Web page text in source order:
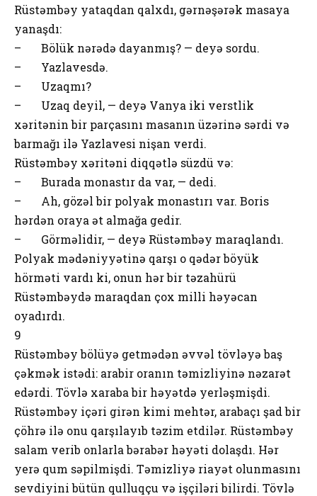
Rüstəmbəy yataqdan qalxdı, gərnəşərək masaya
yanaşdı:
– Bölük nərədə dayanmış? — deyə sordu.
– Yazlavesdə.
– Uzaqmı?
– Uzaq deyil, — deyə Vanya iki verstlik
xəritənin bir parçasını masanın üzərinə sərdi və
barmağı ilə Yazlavesi nişan verdi.
Rüstəmbəy xəritəni diqqətlə süzdü və:
– Burada monastır da var, — dedi.
– Ah, gözəl bir polyak monastırı var. Boris
hərdən oraya ət almağa gedir.
– Görməlidir, — deyə Rüstəmbəy maraqlandı.
Polyak mədəniyyətinə qarşı o qədər böyük
hörməti vardı ki, onun hər bir təzahürü
Rüstəmbəydə maraqdan çox milli həyəcan
oyadırdı.
9
Rüstəmbəy bölüyə getmədən əvvəl tövləyə baş
çəkmək istədi: arabir oranın təmizliyinə nəzarət
edərdi. Tövlə xaraba bir həyətdə yerləşmişdi.
Rüstəmbəy içəri girən kimi mehtər, arabaçı şad bir
çöhrə ilə onu qarşılayıb təzim etdilər. Rüstəmbəy
salam verib onlarla bərabər həyəti dolaşdı. Hər
yerə qum səpilmişdi. Təmizliyə riayət olunmasını
sevdiyini bütün qulluqçu və işçiləri bilirdi. Tövlə